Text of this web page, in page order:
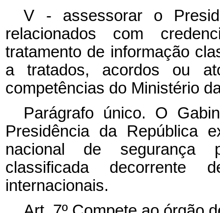
V - assessorar o
relacionados com
tratamento de informação
a tratados, acordos ou
competências do Ministério
Parágrafo único. O
Presidência da República
nacional de segurança
classificada
internacionais.